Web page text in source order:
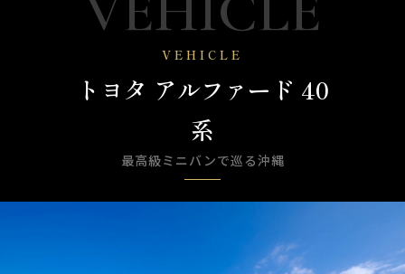
VEHICLE
トヨタ アルファード 40
系
最高級ミニバンで巡る沖縄